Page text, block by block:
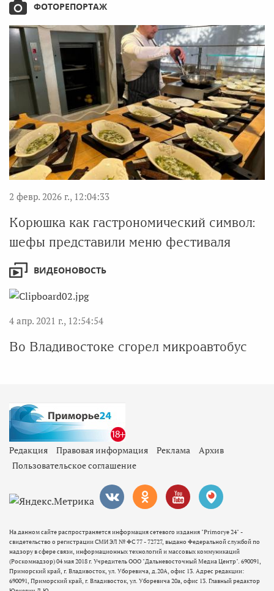
ФОТОРЕПОРТАЖ
2 февр. 2026 г., 12:04:33
Корюшка как гастрономический символ:
шефы представили меню фестиваля
ВИДЕОНОВОСТЬ
4 апр. 2021 г., 12:54:54
Во Владивостоке сгорел микроавтобус
Редакция Правовая информация Реклама
Архив
Пользовательское соглашение
На данном сайте распространяется информация сетевого издания "Primorye 24" -
свидетельство о регистрации СМИ ЭЛ № ФС 77 - 72727, выдано Федеральной службой по
надзору в сфере связи, информационных технологий и массовых коммуникаций
(Роскомнадзор) 04 мая 2018 г. Учредитель ООО "Дальневосточный Медиа Центр". 690091,
Приморский край, г. Владивосток, ул. Уборевича, д.20А, офис 13. Адрес редакции:
690091, Приморский край, г. Владивосток, ул. Уборевича 20а, офис 13. Главный редактор